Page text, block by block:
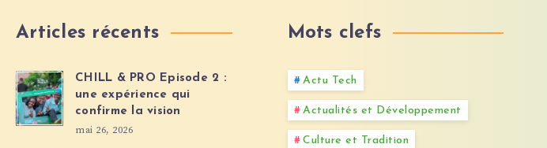
Articles récents
CHILL & PRO Episode 2 :
une expérience qui
confirme la vision
mai 26, 2026
Mots clefs
Actu Tech
Actualités et Développement
Culture et Tradition